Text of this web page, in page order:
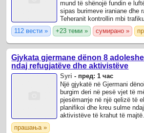
mund të shënojë fundin e
sipas burimeve iraniane dhe
Teheranit kontrollin mbi
Ngushticës së Hormuzit.
112 вести » +23 теми » сумирано »
Gjykata gjermane dënon 8
ndaj refugjatëve dhe aktivistëve
Syri - пред: 1 час
Një gjykatë në Gjermani
burgim deri në pesë vjet të
pjesëmarrje në një qelizë të
planifikoi dhe kreu sulme
aktivistëve të krahut të majtë.
прашања »